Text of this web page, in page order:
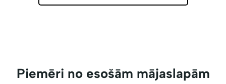
Piemēri no esošām mājaslapām